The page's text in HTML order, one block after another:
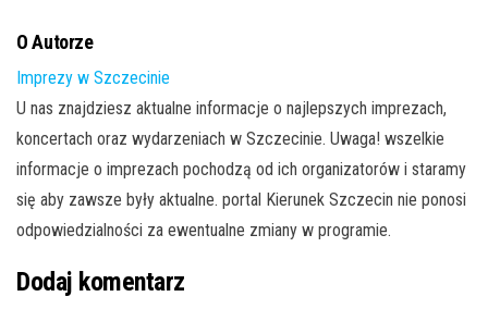
O Autorze
Imprezy w Szczecinie
U nas znajdziesz aktualne informacje o najlepszych imprezach,
koncertach oraz wydarzeniach w Szczecinie. Uwaga! wszelkie
informacje o imprezach pochodzą od ich organizatorów i staramy
się aby zawsze były aktualne. portal Kierunek Szczecin nie ponosi
odpowiedzialności za ewentualne zmiany w programie.
Dodaj komentarz